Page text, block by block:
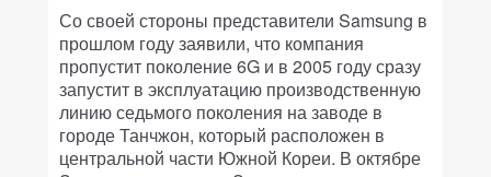
Со своей стороны представители Samsung в
прошлом году заявили, что компания
пропустит поколение 6G и в 2005 году сразу
запустит в эксплуатацию производственную
линию седьмого поколения на заводе в
городе Танчжон, который расположен в
центральной части Южной Кореи. В октябре